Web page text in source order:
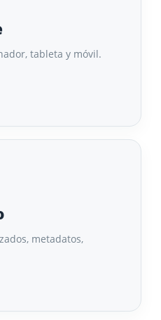
tableta y móvil.
metadatos,